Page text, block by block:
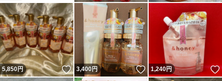
5,850円 いいね！
3,400円 いいね！
1,240円